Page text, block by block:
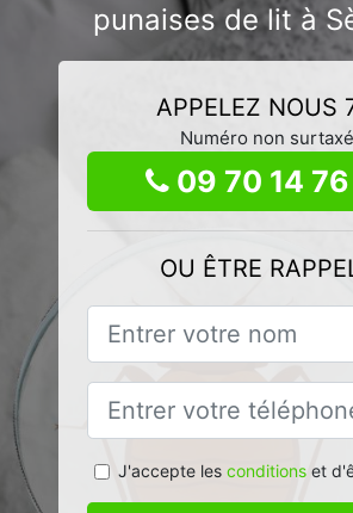
punaises de lit à
APPELEZ NOUS
Numéro non surtaxé
09 70 14 76
OU ÊTRE
J'accepte les conditionset